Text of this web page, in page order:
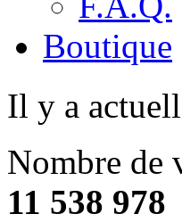
Boutique
Il y a
Nombre de
11 538 978